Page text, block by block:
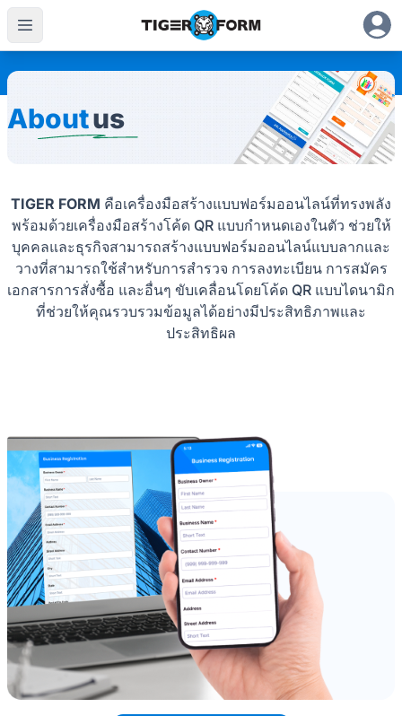
Aboutus
TIGER FORM คือเครื่องมือสร้างแบบฟอร์มออนไลน์ที่ทรงพลัง
พร้อมด้วยเครื่องมือสร้างโค้ด QR แบบกำหนดเองในตัว ช่วยให้
บุคคลและธุรกิจสามารถสร้างแบบฟอร์มออนไลน์แบบลากและ
วางที่สามารถใช้สำหรับการสำรวจ การลงทะเบียน การสมัคร
เอกสารการสั่งซื้อ และอื่นๆ ขับเคลื่อนโดยโค้ด QR แบบไดนามิก
ที่ช่วยให้คุณรวบรวมข้อมูลได้อย่างมีประสิทธิภาพและ
ประสิทธิผล